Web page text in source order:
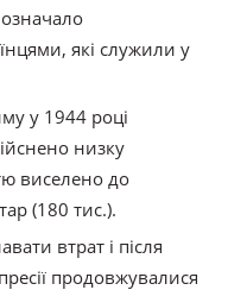
які служили у
у 1944 році
низку
виселено до
(180 тис.).
втрат і після
продовжувалися